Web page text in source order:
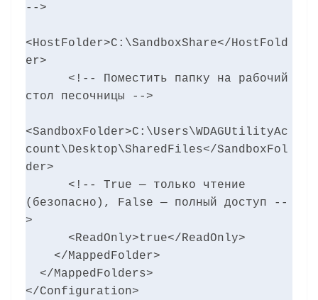
-->
<HostFolder>C:\SandboxShare</HostFold
er>
стол песочницы -->
<SandboxFolder>C:\Users\WDAGUtilityAc
count\Desktop\SharedFiles</SandboxFol
der>
(безопасно), False — полный доступ --
>
</Configuration>